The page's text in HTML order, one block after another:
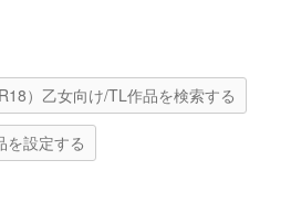
）乙女向け/TL作品を検索する
を設定する